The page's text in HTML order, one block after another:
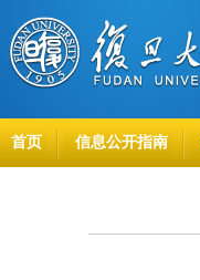
首页 信息公开指南